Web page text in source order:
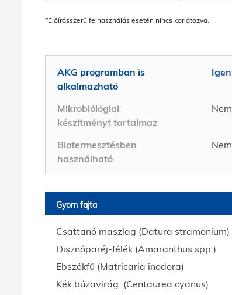
*Előírásszerű felhasználás esetén nincs korlátozva.
AKG programban is
alkalmazható
Igen
Mikrobiólógiai
készítményt tartalmaz
Nem
Biotermesztésben
használható
Nem
Gyom fajta
Csattanó maszlag (Datura stramonium)
Disznóparéj-félék (Amaranthus spp.)
Ebszékfű (Matricaria inodora)
Kék búzavirág (Centaurea cyanus)